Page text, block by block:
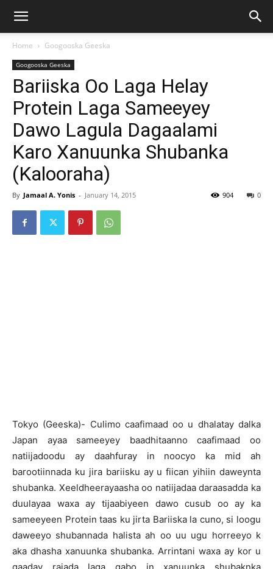
Home Googooska Geeska
Googooska Geeska
Bariiska Oo Laga Helay
Protein Laga Sameeyey
Dawo Lagula Dagaalami
Karo Xanuunka Shubanka
(Kalooraha)
By Jamaal A. Yonis - January 14, 2015 0
904
Tokyo (Geeska)- Culimo caafimaad oo u dhalatay dalka
Japan ayaa sameeyey baadhitaanno caafimaad oo
natiijadoodu ay daahfuray in noocyo ka mid ah
barootiinnada ku jira bariisku ay u fiican yihiin daweynta
shubanka. Xeeldheerayaasha oo natiijadaa daraasadda ka
duulayaa waxa ay tijaabiyeen dawo cusub oo ay ka
sameeyeen Protein taas ku jirta Bariiska la cuno, si loogu
daweeyo shubannada halista ah oo uu ugu horreeyo k
aka dhasha xanuunka shubanka. Arrintani waxa ay kor u